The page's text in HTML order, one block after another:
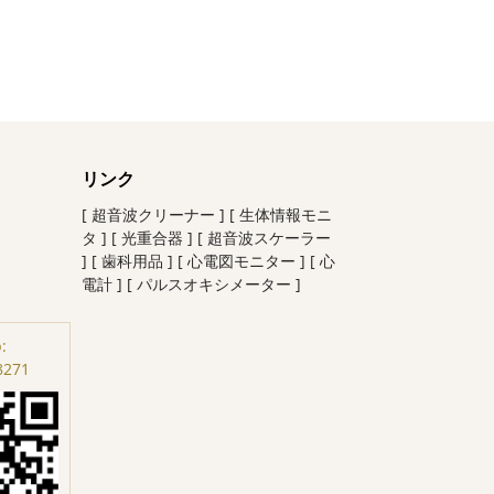
リンク
[ 超音波クリーナー ] [ 生体情報モニ
タ ] [ 光重合器 ] [ 超音波スケーラー
] [ 歯科用品 ] [ 心電図モニター ] [ 心
電計 ] [ パルスオキシメーター ]